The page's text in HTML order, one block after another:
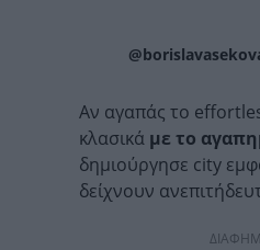
Αν αγαπάς το
κλασικά με το
δημιούργησε city
δείχνουν